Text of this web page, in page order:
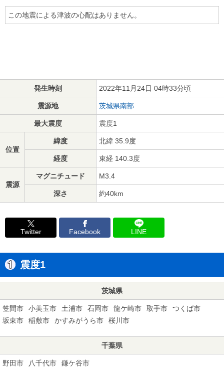
この地震による津波の心配はありません。
発生時刻 2022年11月24日 04時33分頃
震源地 茨城県南部
最大震度 震度1
位置
緯度 北緯 35.9度
経度 東経 140.3度
震源
マグニチュード M3.4
深さ 約40km
Twitter Facebook LINE
震度1
茨城県
笠間市 小美玉市 土浦市 石岡市 龍ケ崎市 取手市
つくば市
坂東市
稲敷市 かすみがうら市 桜川市
千葉県
野田市 八千代市 鎌ケ谷市